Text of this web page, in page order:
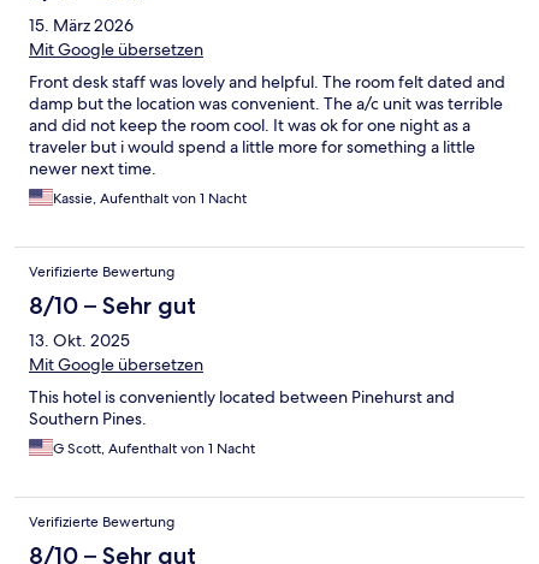
15. März 2026
Mit Google übersetzen
Front desk staff was lovely and helpful. The room felt dated and
damp but the location was convenient. The a/c unit was terrible
and did not keep the room cool. It was ok for one night as a
traveler but i would spend a little more for something a little
newer next time.
Kassie, Aufenthalt von 1 Nacht
Verifizierte Bewertung
8/10 – Sehr gut
13. Okt. 2025
Mit Google übersetzen
This hotel is conveniently located between Pinehurst and
Southern Pines.
G Scott, Aufenthalt von 1 Nacht
Verifizierte Bewertung
8/10 – Sehr gut